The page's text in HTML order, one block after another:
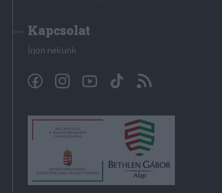
Kapcsolat
Írjon nekünk